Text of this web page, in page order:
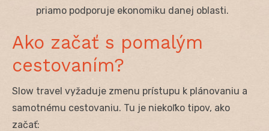
priamo podporuje ekonomiku danej oblasti.
Ako začať s pomalým
cestovaním?
Slow travel vyžaduje zmenu prístupu k plánovaniu a
samotnému cestovaniu. Tu je niekoľko tipov, ako
začať: